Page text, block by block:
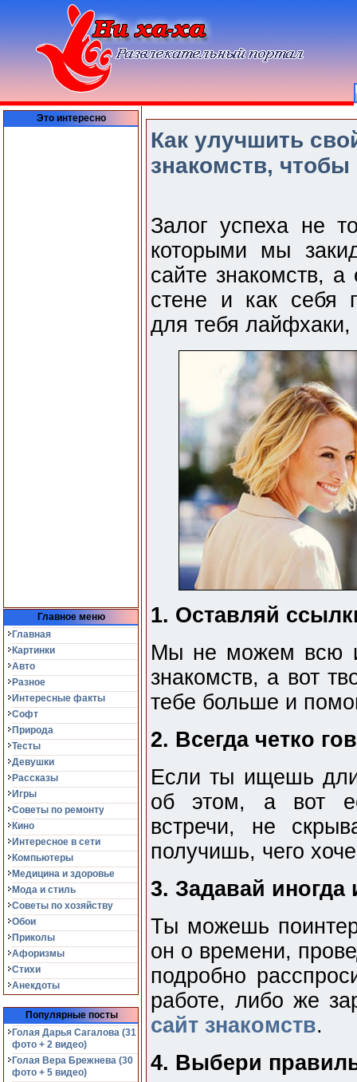
Это интересно
Главное меню
Главная
Картинки
Авто
Разное
Интересные факты
Софт
Природа
Тесты
Девушки
Рассказы
Игры
Советы по ремонту
Кино
Интересное в сети
Компьютеры
Медицина и здоровье
Мода и стиль
Советы по хозяйству
Обои
Приколы
Афоризмы
Стихи
Анекдоты
Популярные посты
Голая Дарья Сагалова (31
фото + 2 видео)
Голая Вера Брежнева (30
фото + 5 видео)
Как улучшить
знакомств,
Залог успеха не
которыми мы
сайте знакомств,
стене и как себя
для тебя лайфхаки,
1. Оставляй
Мы не можем всю
знакомств, а вот
тебе больше и
2. Всегда четко
Если ты ищешь
об этом, а вот
встречи, не
получишь, чего
3. Задавай
Ты можешь
он о времени,
подробно
работе, либо же
сайт знакомств.
4. Выбери